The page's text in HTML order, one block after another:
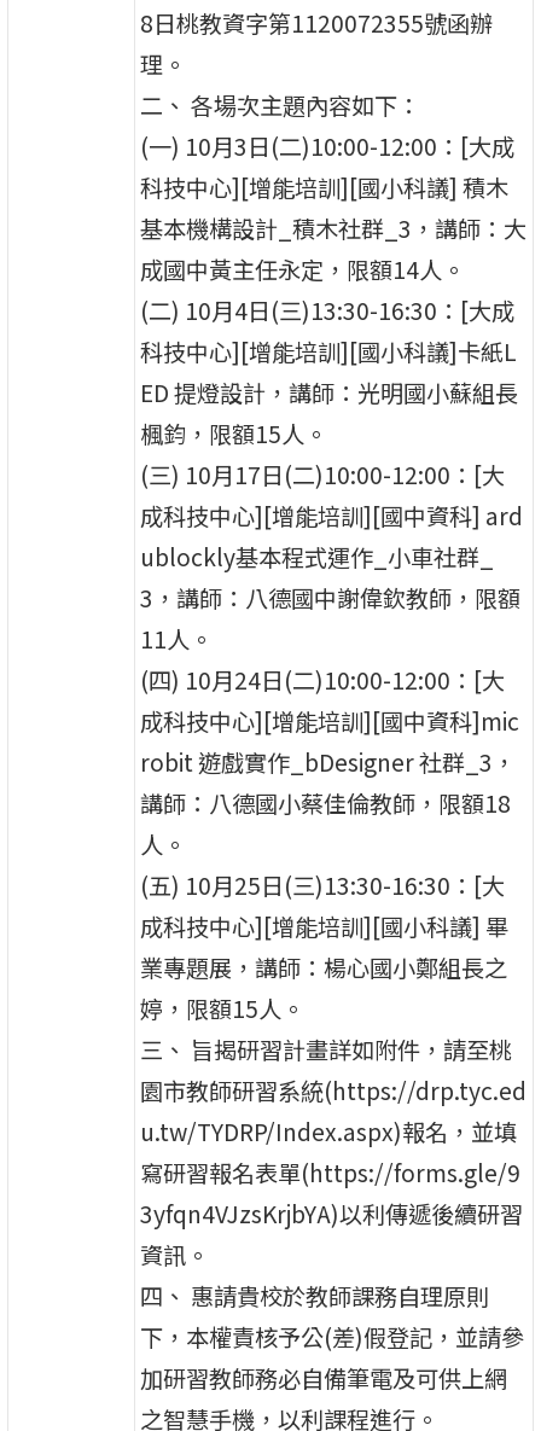
8日桃教資字第1120072355號函辦
理。
二、 各場次主題內容如下：
(一) 10月3日(二)10:00-12:00：[大成
科技中心][增能培訓][國小科議] 積木
基本機構設計_積木社群_3，講師：大
成國中黃主任永定，限額14人。
(二) 10月4日(三)13:30-16:30：[大成
科技中心][增能培訓][國小科議]卡紙L
ED 提燈設計，講師：光明國小蘇組長
楓鈞，限額15人。
(三) 10月17日(二)10:00-12:00：[大
成科技中心][增能培訓][國中資科] ard
ublockly基本程式運作_小車社群_
3，講師：八德國中謝偉欽教師，限額
11人。
(四) 10月24日(二)10:00-12:00：[大
成科技中心][增能培訓][國中資科]mic
robit 遊戲實作_bDesigner 社群_3，
講師：八德國小蔡佳倫教師，限額18
人。
(五) 10月25日(三)13:30-16:30：[大
成科技中心][增能培訓][國小科議] 畢
業專題展，講師：楊心國小鄭組長之
婷，限額15人。
三、 旨揭研習計畫詳如附件，請至桃
園市教師研習系統(https://drp.tyc.ed
u.tw/TYDRP/Index.aspx)報名，並填
寫研習報名表單(https://forms.gle/9
3yfqn4VJzsKrjbYA)以利傳遞後續研習
資訊。
四、 惠請貴校於教師課務自理原則
下，本權責核予公(差)假登記，並請參
加研習教師務必自備筆電及可供上網
之智慧手機，以利課程進行。